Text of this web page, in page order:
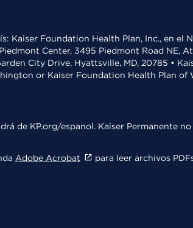
Kaiser Foundation Health Plan, Inc., en
Center, 3495 Piedmont Road
City Drive, Hyattsville, MD, 20785 •
or Kaiser Foundation Health Plan of
de KP.org/espanol. Kaiser Permanente
Adobe Acrobat para leer archivos